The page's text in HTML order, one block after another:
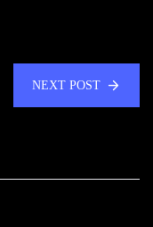
NEXT POST